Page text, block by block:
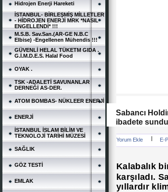
Hidrojen Enerji Hareketi
İSTANBUL- BİRLEŞMİŞ MİLLETLER
- HİDROJEN ENERJİ MRK *NASIL
ENGELLENDİ* !!!
M.S.B. Sav.San.(AR-GE N.B.C
Elbise) -Engellenen Mühendis !!!
GÜVENLİ HELAL TÜKETM GIDA .
G.İ.M.D.E.S. Halal Food
OYAK .
TSK -ADALETİ SAVUNANLAR
DERNEĞİ AS-DER.
ATOM BOMBAS- NÜKLEER ENERJİ
ENERJİ
İSTANBUL İSLAM BİLİM VE
TEKNOLOJİ TARİHİ MÜZESİ
SAĞLIK
GÖZ TESTİ
EMLAK
Sabancı
ibadete
Yorum Ekle | E-
Kalabalık
karşıladı.
yıllardır